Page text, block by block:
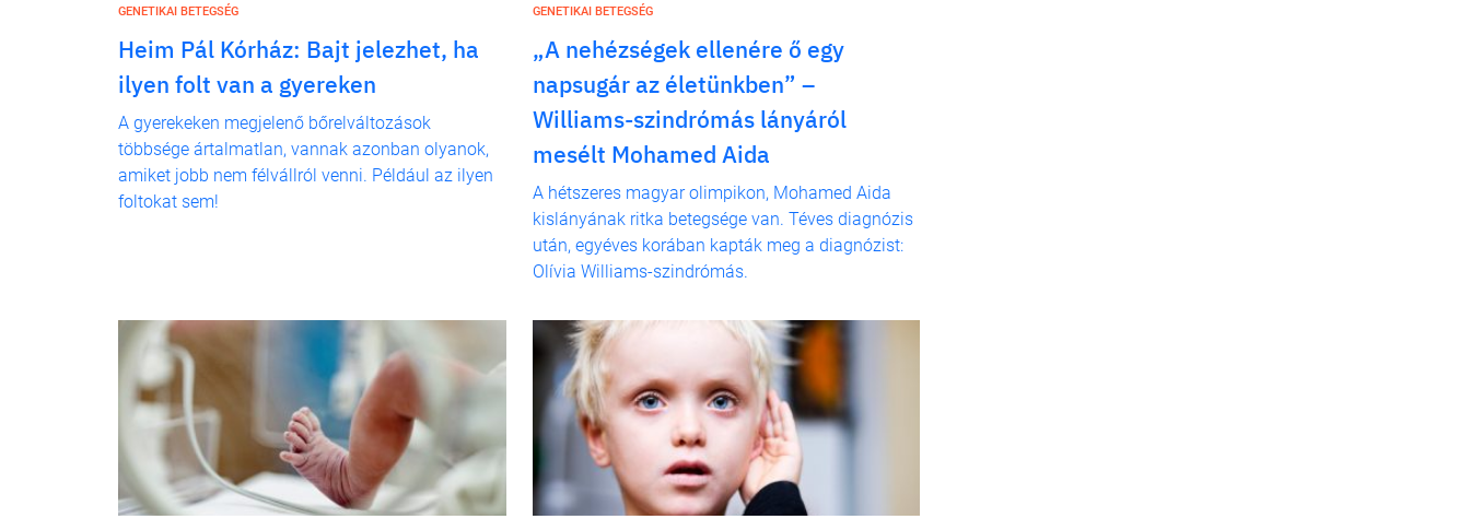
GENETIKAI BETEGSÉG
Heim Pál Kórház: Bajt jelezhet, ha
ilyen folt van a gyereken
A gyerekeken megjelenő bőrelváltozások
többsége ártalmatlan, vannak azonban olyanok,
amiket jobb nem félvállról venni. Például az ilyen
foltokat sem!
GENETIKAI BETEGSÉG
„A nehézségek ellenére ő egy
napsugár az életünkben” –
Williams-szindrómás lányáról
mesélt Mohamed Aida
A hétszeres magyar olimpikon, Mohamed Aida
kislányának ritka betegsége van. Téves diagnózis
után, egyéves korában kapták meg a diagnózist:
Olívia Williams-szindrómás.